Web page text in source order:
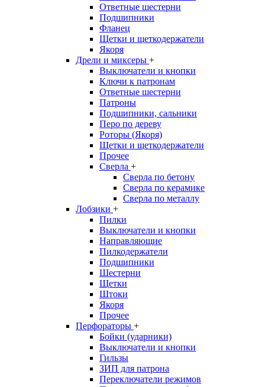
Ответные шестерни
Подшипники
Фланец
Щетки и щеткодержатели
Якоря
Дрели и миксеры +
Выключатели и кнопки
Ключи к патронам
Ответные шестерни
Патроны
Подшипники, сальники
Перо по дереву
Роторы (Якоря)
Щетки и щеткодержатели
Прочее
Сверла +
Сверла по бетону
Сверла по керамике
Сверла по металлу
Лобзики +
Пилки
Выключатели и кнопки
Направляющие
Пилкодержатели
Подшипники
Шестерни
Щетки
Штоки
Якоря
Прочее
Перфораторы +
Бойки (ударники)
Выключатели и кнопки
Гильзы
ЗИП для патрона
Переключатели режимов